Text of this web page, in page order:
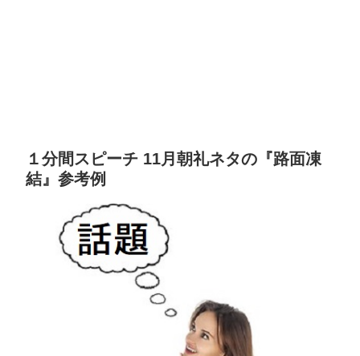
１分間スピーチ 11月朝礼ネタの『路面凍
結』参考例